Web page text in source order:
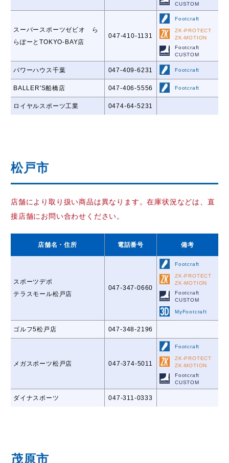
CUSTOM
スーパースポーツゼビオ ら
らぽーとTOKYO-BAY店
047-410-1131
Footcraft
ZK-PROTECT
ZK-MOTION
Footcraft
CUSTOM
パワーハウス千葉 047-409-6231 Footcraft
BALLER'S船橋店 047-406-5556 Footcraft
ロイヤルスポーツ工業 0474-64-5231
松戸市
店舗により取り扱い商品は異なります。在庫状況などは、直
接店舗にお問い合わせください。
店舗名 ・住所 電話番号 備考
スポーツデポ
テラスモール松戸店
047-347-0660
Footcraft
ZK-PROTECT
ZK-MOTION
Footcraft
CUSTOM
MyFootcraft
ゴルフ5松戸店 047-348-2196
メガスポーツ松戸店 047-374-5011
Footcraft
ZK-PROTECT
ZK-MOTION
Footcraft
CUSTOM
ダイナスポーツ 047-311-0333
茂原市